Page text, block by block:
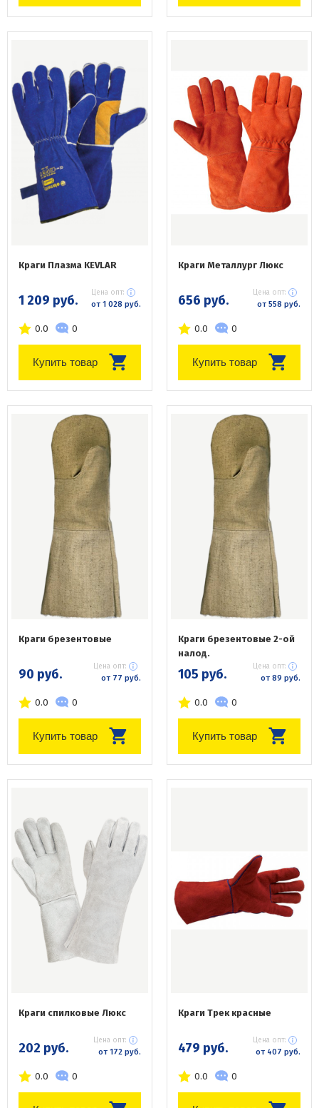
Краги Плазма KEVLAR
1 209 руб. Цена опт:
от 1 028 руб.
0.0 0
Купить товар
Краги Металлург Люкс
656 руб. Цена опт:
от 558 руб.
0.0 0
Купить товар
Краги брезентовые
90 руб. Цена опт:
от 77 руб.
0.0 0
Купить товар
Краги брезентовые 2-ой
налод.
105 руб. Цена опт:
от 89 руб.
0.0 0
Купить товар
Краги спилковые Люкс
202 руб. Цена опт:
от 172 руб.
0.0 0
Краги Трек красные
479 руб. Цена опт:
от 407 руб.
0.0 0